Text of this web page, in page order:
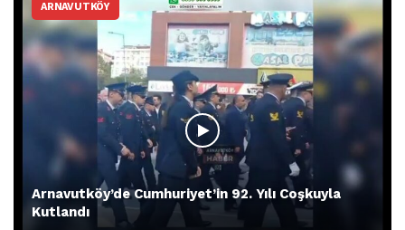
ARNAVUTKÖY
Arnavutköy’de Cumhuriyet’in 92. Yılı Coşkuyla
Kutlandı